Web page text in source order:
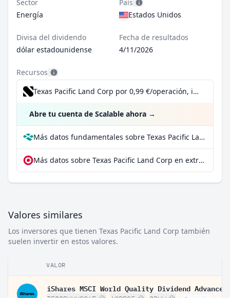
Sector
Energía
País
Estados Unidos
Divisa del dividendo
dólar estadounidense
Fecha de resultados
4/11/2026
Recursos
Texas Pacific Land Corp por 0,99 €/operación, incluido el Dividend Reinvestment Plan
Abre tu cuenta de Scalable ahora →
Más datos fundamentales sobre Texas Pacific Land Corp en Parqet
Más datos sobre Texas Pacific Land Corp en extraETF
Valores similares
Los inversores que tienen Texas Pacific Land Corp también
suelen invertir en estos valores.
VALOR